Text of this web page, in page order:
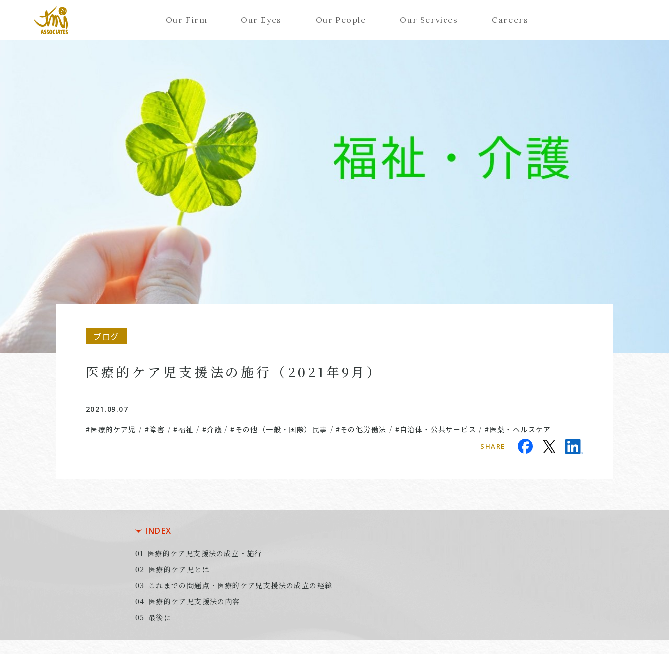
Our Firm Our Eyes Our People Our Services Careers
ブログ
医療的ケア児支援法の施行（2021年9月）
2021.09.07
#医療的ケア児 /#障害 /#福祉 / #介護 /#その他（一般・国際）民事 / #その他労働法 / #自治体・公共サービス /#医薬・ヘルスケア
SHARE
INDEX
医療的ケア児支援法の成立・施行
医療的ケア児とは
これまでの問題点・医療的ケア児支援法の成立の経緯
医療的ケア児支援法の内容
最後に